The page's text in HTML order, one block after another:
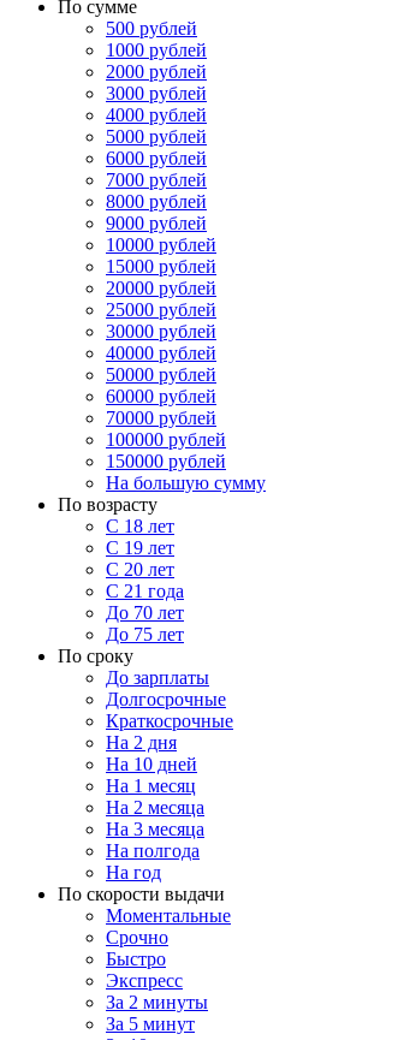
По сумме
500 рублей
1000 рублей
2000 рублей
3000 рублей
4000 рублей
5000 рублей
6000 рублей
7000 рублей
8000 рублей
9000 рублей
10000 рублей
15000 рублей
20000 рублей
25000 рублей
30000 рублей
40000 рублей
50000 рублей
60000 рублей
70000 рублей
100000 рублей
150000 рублей
На большую сумму
По возрасту
С 18 лет
С 19 лет
С 20 лет
С 21 года
До 70 лет
До 75 лет
По сроку
До зарплаты
Долгосрочные
Краткосрочные
На 2 дня
На 10 дней
На 1 месяц
На 2 месяца
На 3 месяца
На полгода
На год
По скорости выдачи
Моментальные
Срочно
Быстро
Экспресс
За 2 минуты
За 5 минут